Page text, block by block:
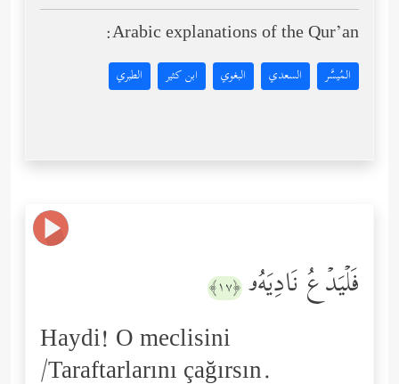
Arabic explanations of the Qur’an:
المُيسَّر السعدي البغوي ابن كثير الطبري
فَلۡیَدۡعُ نَادِیَهُۥ ﴿١٧﴾
Haydi! O meclisini
/Taraftarlarını çağırsın.